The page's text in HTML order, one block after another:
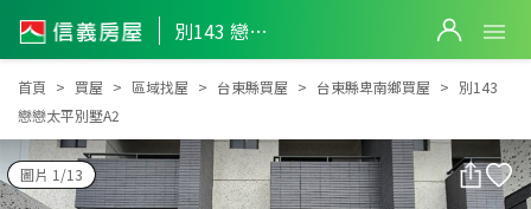
別143 戀戀太平別墅A2
別143 戀戀太平別墅A2
首頁 買屋 區域找屋 台東縣買屋 台東縣卑南鄉買屋
別143
戀戀太平別墅A2
圖片 1/13